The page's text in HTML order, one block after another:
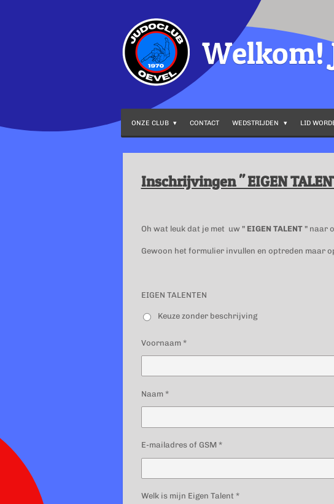
Welkom!
ONZE CLUB CONTACT WEDSTRIJDEN LID
Inschrijvingen " EIGEN
Oh wat leuk dat je met uw" EIGEN TALENT "naar
Gewoon het formulier invullen en optreden maar
EIGEN TALENTEN
Keuze zonder beschrijving
Voornaam *
Naam *
E-mailadres of GSM *
Welk is mijn Eigen Talent *